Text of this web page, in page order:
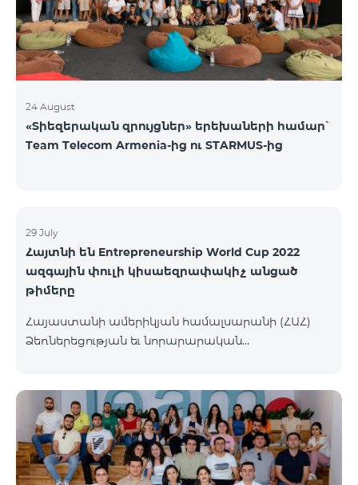
24 August
«Տիեզերական զրույցներ» երեխաների համար՝
Team Telecom Armenia-ից ու STARMUS-ից
29 July
Հայտնի են Entrepreneurship World Cup 2022
ազգային փուլի կիսաեզրափակիչ անցած
թիմերը
Հայաստանի ամերիկյան համալսարանի (ՀԱՀ)
Ձեռներեցության եւ նորարարական
մասնակից թիմերին։ Ավելի քան 110 թիմերից 99-ը
հաղթահարել են նախնական փուլը, իսկ 34-ն
անցել են կիսաեզրափակիչ փուլ։ Ընտրությունն
իրականացվել է 48 մասնագետների կողմից,
որոնք յուրաքանչյուր հայտ ուսումնասիրել և